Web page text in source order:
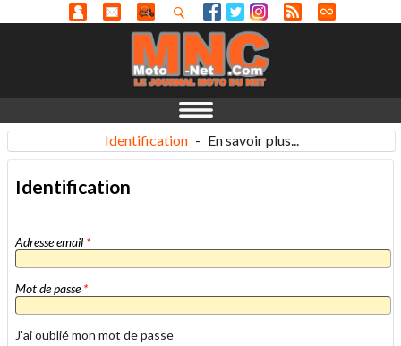
Identification - En savoir plus...
Identification
Adresse email *
Mot de passe*
J'ai oublié mon mot de passe